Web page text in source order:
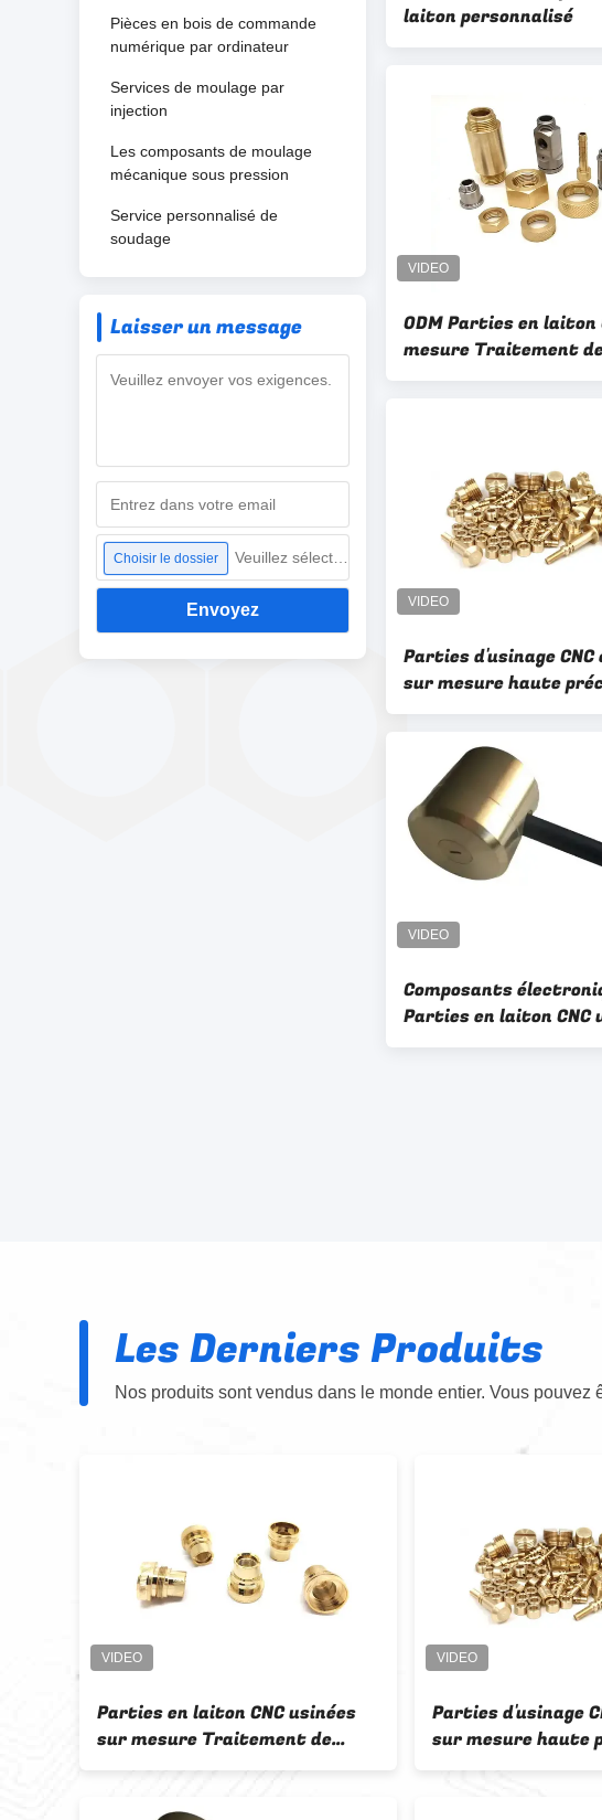
Pièces en bois de commande
numérique par ordinateur
Services de moulage par
injection
Les composants de moulage
mécanique sous pression
Service personnalisé de
soudage
Laisser un message
Choisir le dossier
Envoyez
laiton personnalisé
ODM Parties en laiton
mesure Traitement
de polissage OEM
Parties d'usinage
sur mesure haute
Composants
Parties en laiton CNC
Tolérance ± 0,01 mm
Les Derniers Produits
Nos produits sont vendus dans le monde entier. Vous
Parties en laiton CNC usinées
sur mesure Traitement de
surface de polissage
Parties d'usinage
sur mesure haute